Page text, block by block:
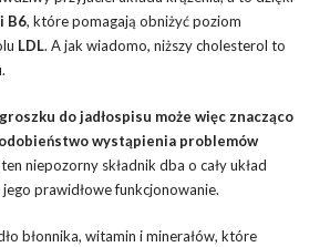
B6, które pomagają obniżyć poziom
LDL. A jak wiadomo, niższy cholesterol to
do jadłospisu może więc znacząco
wystąpienia problemów
niepozorny składnik dba o cały układ
prawidłowe funkcjonowanie.
błonnika, witamin i minerałów, które